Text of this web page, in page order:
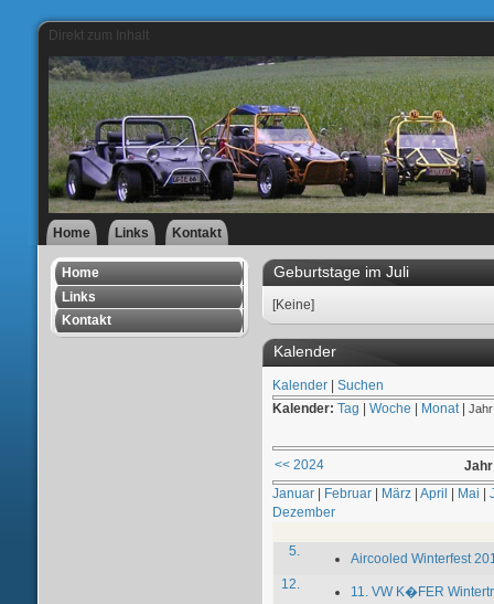
Direkt zum Inhalt
Home Links Kontakt
Home
Links
Kontakt
Geburtstage im Juli
[Keine]
Kalender
Kalender | Suchen
Kalender: Tag | Woche | Monat| Jahr
<< 2024
Januar| Februar| März| April | Mai |
Dezember
5.
Aircooled Winterfest
12.
11. VW K�FER